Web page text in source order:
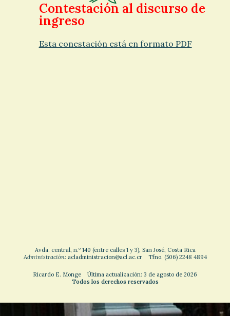
Contestación al discurso de
ingreso
Esta conestación está en formato PDF
Avda. central, n.º 140 (entre calles 1 y 3), San José, Costa Rica
Administración: acladministracion@acl.ac.cr Tfno. (506) 2248 4894
Ricardo E. Monge Última actualización: 3 de agosto de 2026
Todos los derechos reservados